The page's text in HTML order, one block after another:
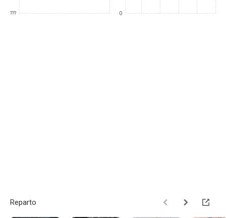
??? 0
Reparto